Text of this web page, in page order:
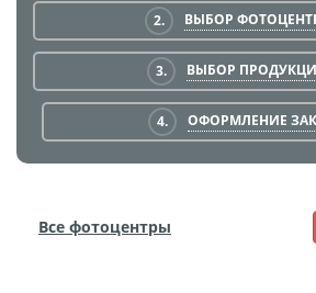
2. ВЫБОР
3. ВЫБОР
4. ОФОРМЛЕНИЕ
Все фотоцентры